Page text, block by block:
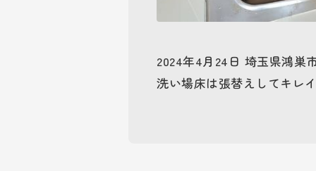
2024年4月24日 埼玉県鴻巣
洗い場床は張替えしてキレ